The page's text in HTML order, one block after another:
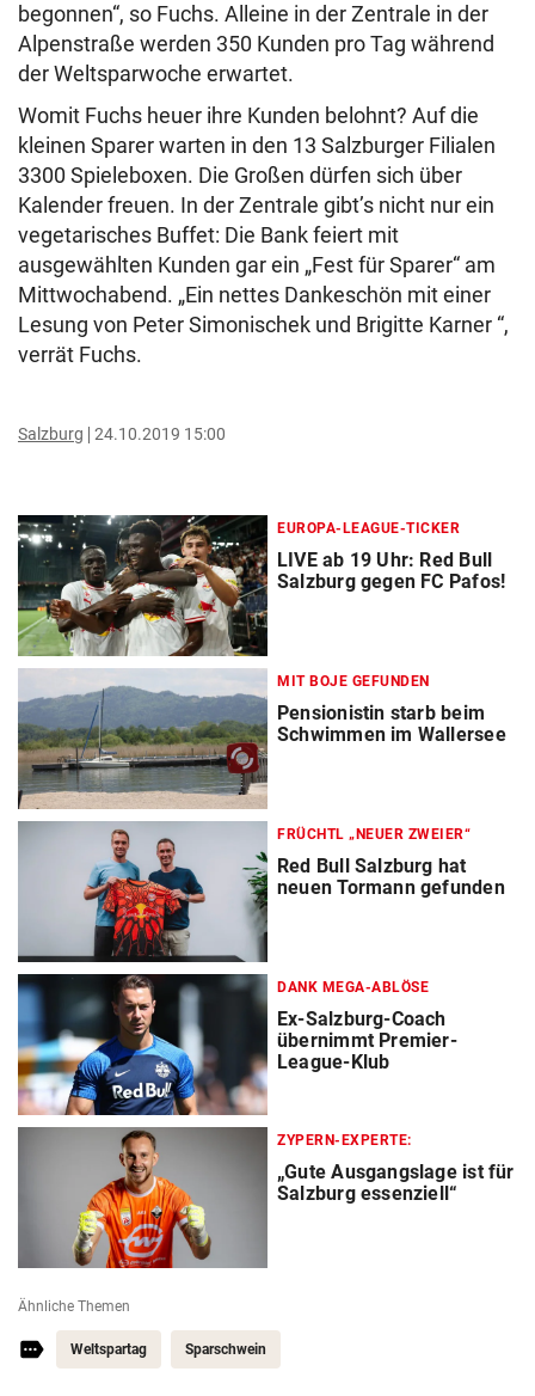
begonnen“, so Fuchs. Alleine in der Zentrale in der
Alpenstraße werden 350 Kunden pro Tag während
der Weltsparwoche erwartet.
Womit Fuchs heuer ihre Kunden belohnt? Auf die
kleinen Sparer warten in den 13 Salzburger Filialen
3300 Spieleboxen. Die Großen dürfen sich über
Kalender freuen. In der Zentrale gibt’s nicht nur ein
vegetarisches Buffet: Die Bank feiert mit
ausgewählten Kunden gar ein „Fest für Sparer“ am
Mittwochabend. „Ein nettes Dankeschön mit einer
Lesung von Peter Simonischek und Brigitte Karner “,
verrät Fuchs.
Salzburg 24.10.2019 15:00
EUROPA-LEAGUE-TICKER
LIVE ab 19 Uhr: Red Bull
Salzburg gegen FC Pafos!
MIT BOJE GEFUNDEN
Pensionistin starb beim
Schwimmen im Wallersee
FRÜCHTL „NEUER ZWEIER“
Red Bull Salzburg hat
neuen Tormann gefunden
DANK MEGA-ABLÖSE
Ex-Salzburg-Coach
übernimmt Premier-
League-Klub
ZYPERN-EXPERTE:
„Gute Ausgangslage ist für
Salzburg essenziell“
Ähnliche Themen
Weltspartag Sparschwein